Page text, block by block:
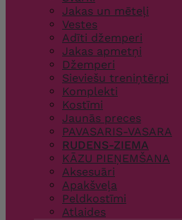
Jakas un mēteļi
Vestes
Adīti džemperi
Jakas apmetņi
Džemperi
Sieviešu treniņtērpi
Komplekti
Kostīmi
Jaunās preces
PAVASARIS-VASARA
RUDENS-ZIEMA
KĀZU PIEŅEMŠANA
Aksesuāri
Apakšveļa
Peldkostīmi
Atlaides